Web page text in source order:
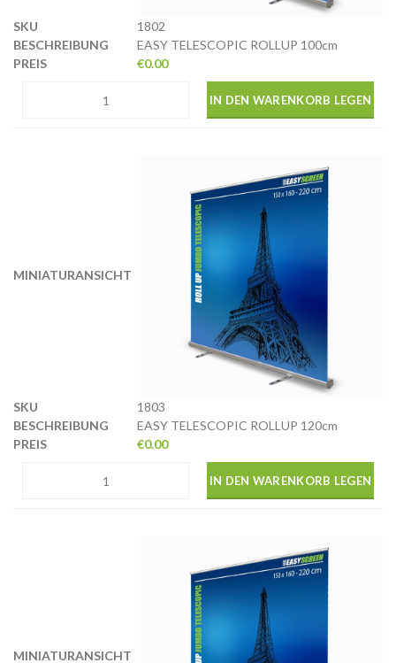
1802
EASY TELESCOPIC ROLLUP 100cm
€0.00
IN DEN WARENKORB LEGEN
1803
EASY TELESCOPIC ROLLUP 120cm
€0.00
IN DEN WARENKORB LEGEN